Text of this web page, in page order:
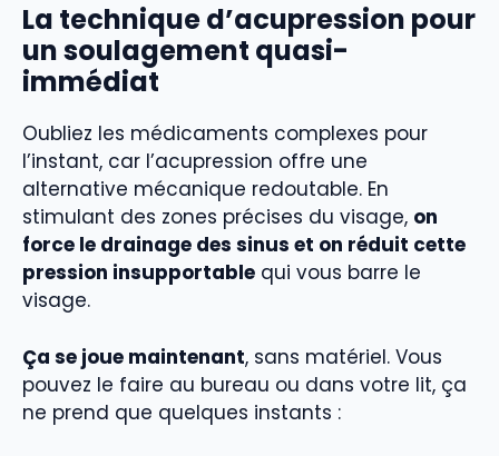
La technique d’acupression pour
un soulagement quasi-
immédiat
Oubliez les médicaments complexes pour
l’instant, car l’acupression offre une
alternative mécanique redoutable. En
stimulant des zones précises du visage, on
force le drainage des sinus et on réduit cette
pression insupportable qui vous barre le
visage.
Ça se joue maintenant, sans matériel. Vous
pouvez le faire au bureau ou dans votre lit, ça
ne prend que quelques instants :